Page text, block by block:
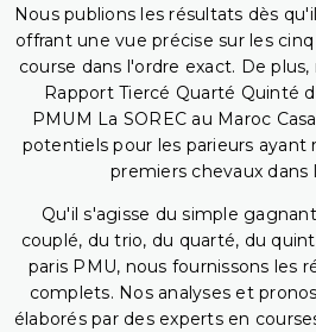
Nous publions les résultats dès
offrant une vue précise sur les
course dans l'ordre exact. De
Rapport Tiercé Quarté Quinté
PMUM La SOREC au Maroc
potentiels pour les parieurs ayant
premiers chevaux dans
Qu'il s'agisse du simple
couplé, du trio, du quarté, du
paris PMU, nous fournissons les
complets. Nos analyses et
élaborés par des experts en